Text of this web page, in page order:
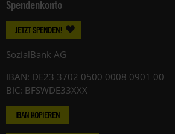
Spendenkonto
JETZT SPENDEN!
SozialBank AG
IBAN: DE23 3702 0500 0008 0901 00
BIC: BFSWDE33XXX
IBAN KOPIEREN